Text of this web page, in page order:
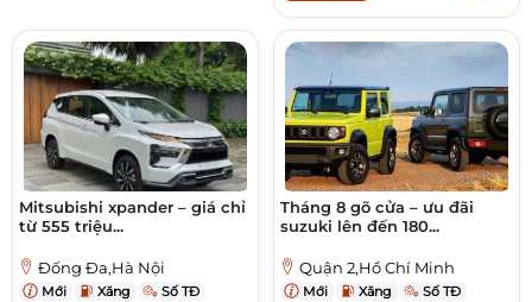
Mitsubishi xpander – giá chỉ
từ 555 triệu...
Đống Đa,Hà Nội
Mới Xăng Số TĐ
Tháng 8 gõ cửa – ưu đãi
suzuki lên đến 180...
Quận 2,Hồ Chí Minh
Mới Xăng Số TĐ